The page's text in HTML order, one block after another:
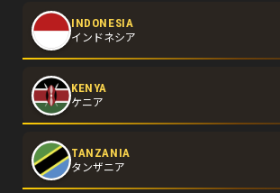
INDONESIA
インドネシア
KENYA
ケニア
TANZANIA
タンザニア